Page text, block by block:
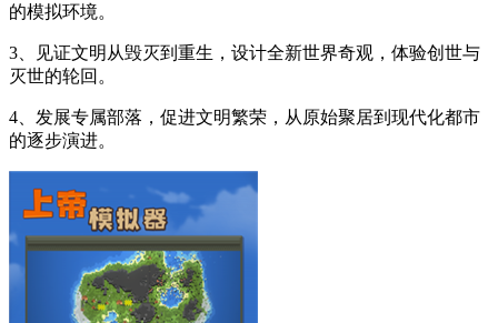
的模拟环境。
3、见证文明从毁灭到重生，设计全新世界奇观，体验创世与
灭世的轮回。
4、发展专属部落，促进文明繁荣，从原始聚居到现代化都市
的逐步演进。